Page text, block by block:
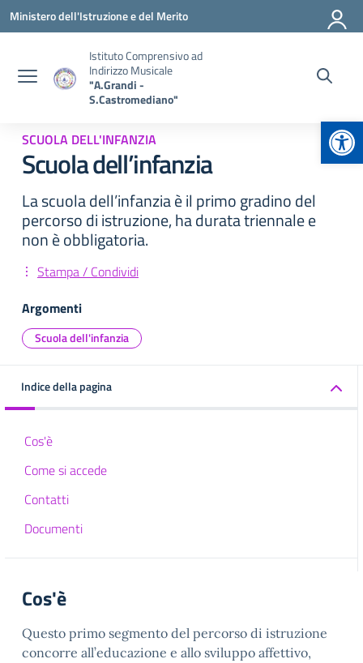
Vai ai contenuti
Vai al menu di navigazione
Vai al footer
Ministero dell'Istruzione e del Merito
Istituto Comprensivo ad
Indirizzo Musicale
"A.Grandi -
S.Castromediano"
SCUOLA DELL'INFANZIA
Scuola dell’infanzia
La scuola dell’infanzia è il primo gradino del
percorso di istruzione, ha durata triennale e
non è obbligatoria.
Stampa / Condividi
Argomenti
Scuola dell'infanzia
Indice della pagina
Cos'è
Come si accede
Contatti
Documenti
Cos'è
Questo primo segmento del percorso di istruzione
concorre all’educazione e allo sviluppo affettivo,